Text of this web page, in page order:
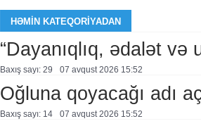
HƏMIN KATEQORIYADAN
“Dayanıqlıq, ədalət
Baxış sayı: 29 07 avqust 2026 15:52
Oğluna qoyacağı adı
Baxış sayı: 14 07 avqust 2026 15:52